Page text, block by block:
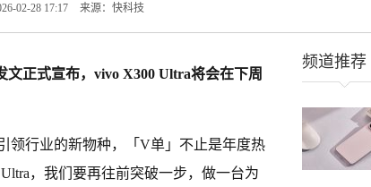
02-28 17:17 来源：快科技
文正式宣布，vivo X300 Ultra将会在下周
领行业的新物种，「V单」不止是年度热
，我们要再往前突破一步，做一台为
频道推荐